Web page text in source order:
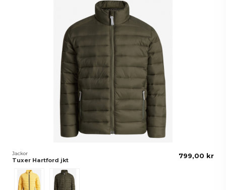
Jackor
Tuxer Hartford jkt
Gul Grön
799,00 kr